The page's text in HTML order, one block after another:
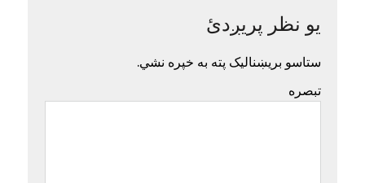
یو نظر پریږدئ
ستاسو بریښنالیک پته به خپره نشي.
تبصره